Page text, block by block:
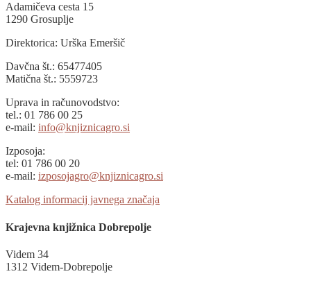
Adamičeva cesta 15
1290 Grosuplje
Direktorica: Urška Emeršič
Davčna št.: 65477405
Matična št.: 5559723
Uprava in računovodstvo:
tel.: 01 786 00 25
e-mail: info@knjiznicagro.si
Izposoja:
tel: 01 786 00 20
e-mail: izposojagro@knjiznicagro.si
Katalog informacij javnega značaja
Krajevna knjižnica Dobrepolje
Videm 34
1312 Videm-Dobrepolje